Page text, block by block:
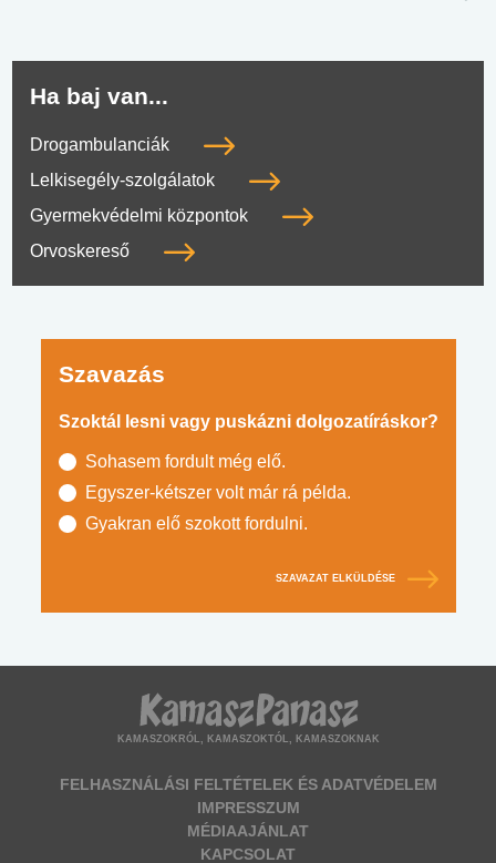
Ha baj van...
Drogambulanciák
Lelkisegély-szolgálatok
Gyermekvédelmi központok
Orvoskereső
Szavazás
Szoktál lesni vagy puskázni dolgozatíráskor?
Sohasem fordult még elő.
Egyszer-kétszer volt már rá példa.
Gyakran elő szokott fordulni.
SZAVAZAT ELKÜLDÉSE
KAMASZOKRÓL, KAMASZOKTÓL, KAMASZOKNAK
FELHASZNÁLÁSI FELTÉTELEK ÉS ADATVÉDELEM
IMPRESSZUM
MÉDIAAJÁNLAT
KAPCSOLAT